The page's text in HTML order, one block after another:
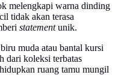
melengkapi warna dinding
tidak akan terasa
statementunik.
muda atau bantal kursi
dari koleksi terbatas
ruang tamu mungil